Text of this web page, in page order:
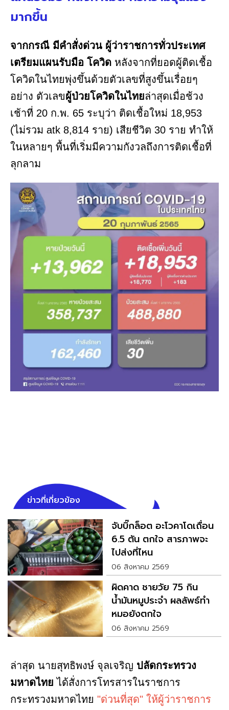
มากขึ้น
จากกรณี มีคำสั่งด่วน ผู้ว่าราชการทั่วประเทศ
เตรียมแผนรับมือ โควิด หลังจากที่ยอดผู้ติดเชื้อ
โควิดในไทยพุ่งขึ้นด้วยตัวเลขที่สูงขึ้นเรื่อยๆ
อย่าง ตัวเลขผู้ป่วยโควิดในไทยล่าสุดเมื่อช้วง
เช้าที่ 20 ก.พ. 65 ระบุว่า ติดเชื้อใหม่ 18,953
(ไม่รวม atk 8,814 ราย) เสียชีวิต 30 ราย ทำให้
ในหลายๆ พื้นที่เริ่มมีความกังวลถึงการติดเชื้อที่
ลุกลาม
ข่าวที่เกี่ยวข้อง
จับบิ๊กล็อต อะโวคาโดเถื่อน
6.5 ตัน ตกใจ สารภาพจะ
ไปส่งที่ไหน
06 สิงหาคม 2569
ผิดคาด ชายวัย 75 กิน
น้ำมันหมูประจำ ผลลัพธ์ทำ
หมอยังตกใจ
06 สิงหาคม 2569
ล่าสุด นายสุทธิพงษ์ จุลเจริญ ปลัดกระทรวง
มหาดไทยได้สั่งการโทรสารในราชการ
กระทรวงมหาดไทย "ด่วนที่สุด" ให้ผู้ว่าราชการ